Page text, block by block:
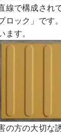
で構成され
ロック」です
ます。
の方の大切な